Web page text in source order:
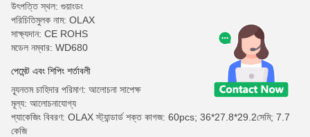
উৎপত্তি স্থল: গুয়াংডং
পরিচিতিমুলক নাম: OLAX
সাক্ষ্যদান: CE ROHS
মডেল নম্বার: WD680
পেমেন্ট এবং শিপিং শর্তাবলী
ন্যূনতম চাহিদার পরিমাণ: আলোচনা সাপেক্ষ
মূল্য: আলোচনাযোগ্য
প্যাকেজিং বিবরণ: OLAX স্ট্যান্ডার্ড শক্ত কাগজ: 60pcs; 36*27.8*29.2সেমি; 7.7
কেজি